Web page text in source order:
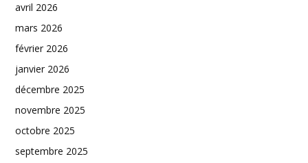
avril 2026
mars 2026
février 2026
janvier 2026
décembre 2025
novembre 2025
octobre 2025
septembre 2025